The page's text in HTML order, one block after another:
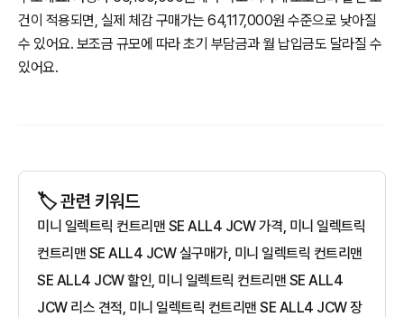
건이 적용되면, 실제 체감 구매가는 64,117,000원 수준으로 낮아질
수 있어요. 보조금 규모에 따라 초기 부담금과 월 납입금도 달라질 수
있어요.
🏷️ 관련 키워드
미니 일렉트릭 컨트리맨 SE ALL4 JCW 가격, 미니 일렉트릭
컨트리맨 SE ALL4 JCW 실구매가, 미니 일렉트릭 컨트리맨
SE ALL4 JCW 할인, 미니 일렉트릭 컨트리맨 SE ALL4
JCW 리스 견적, 미니 일렉트릭 컨트리맨 SE ALL4 JCW 장